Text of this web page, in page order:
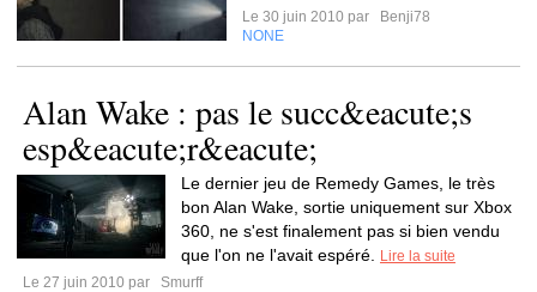
Le 30 juin 2010 par
Benji78
NONE
Alan Wake : pas le succ&eacute;s
esp&eacute;r&eacute;
Le dernier jeu de Remedy Games, le très
bon Alan Wake, sortie uniquement sur Xbox
360, ne s'est finalement pas si bien vendu
que l'on ne l'avait espéré.
Lire la suite
Le 27 juin 2010 par
Smurff